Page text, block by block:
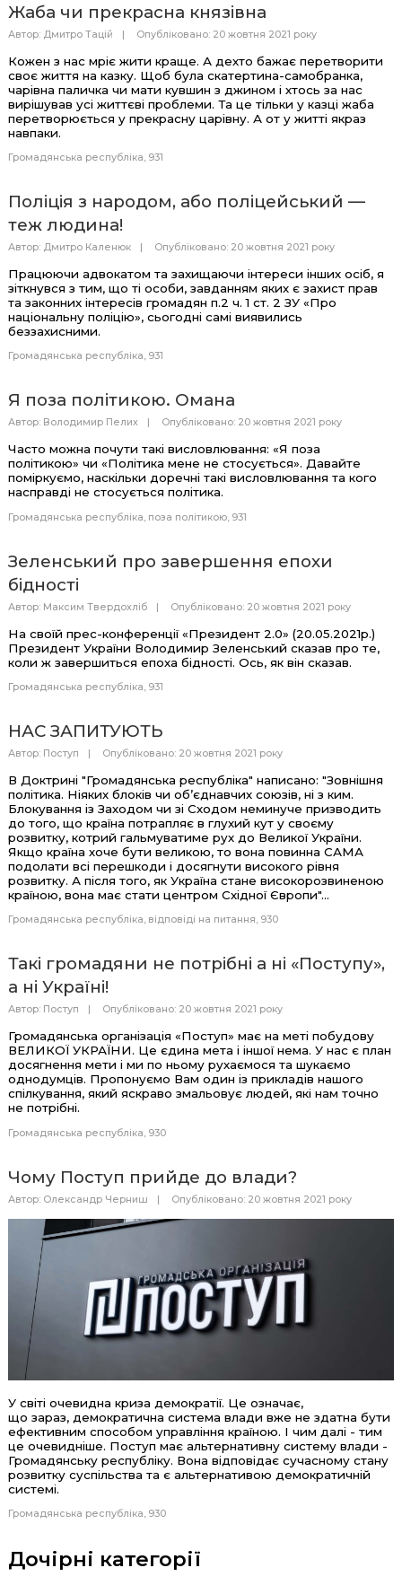
Жаба чи прекрасна князівна
Автор: Дмитро Тацій Опубліковано: 20 жовтня 2021 року
Кожен з нас мріє жити краще. А дехто бажає перетворити
своє життя на казку. Щоб була скатертина-самобранка,
чарівна паличка чи мати кувшин з джином і хтось за нас
вирішував усі життєві проблеми. Та це тільки у казці жаба
перетворюється у прекрасну царівну. А от у житті якраз
навпаки.
Громадянська республіка 931
Поліція з народом, або поліцейський —
теж людина!
Автор: Дмитро Каленюк Опубліковано: 20 жовтня 2021 року
Працюючи адвокатом та захищаючи інтереси інших осіб, я
зіткнувся з тим, що ті особи, завданням яких є захист прав
та законних інтересів громадян п.2 ч. 1 ст. 2 ЗУ «Про
національну поліцію», сьогодні самі виявились
беззахисними.
Громадянська республіка 931
Я поза політикою. Омана
Автор: Володимир Пелих Опубліковано: 20 жовтня 2021 року
Часто можна почути такі висловлювання: «Я поза
політикою» чи «Політика мене не стосується». Давайте
поміркуємо, наскільки доречні такі висловлювання та кого
насправді не стосується політика.
Громадянська республіка поза політикою 931
Зеленський про завершення епохи
бідності
Автор: Максим Твердохліб Опубліковано: 20 жовтня 2021 року
На своїй прес-конференції «Президент 2.0» (20.05.2021р.)
Президент України Володимир Зеленський сказав про те,
коли ж завершиться епоха бідності. Ось, як він сказав.
Громадянська республіка 931
НАС ЗАПИТУЮТЬ
Автор: Поступ Опубліковано: 20 жовтня 2021 року
В Доктрині "Громадянська республіка" написано: "Зовнішня
політика. Ніяких блоків чи об’єднавчих союзів, ні з ким.
Блокування із Заходом чи зі Сходом неминуче призводить
до того, що країна потрапляєв глухий кут у своєму
розвитку, котрий гальмуватиме рух до Великої України.
Якщо країна хоче бути великою, то вона повинна САМА
подолати всі перешкоди і досягнути високого рівня
розвитку. А після того, як Україна стане високорозвиненою
країною, вона має стати центром Східної Європи"...
Громадянська республіка відповіді на питання 930
Такі громадяни не потрібні а ні «Поступу»,
а ні Україні!
Автор: Поступ Опубліковано: 20 жовтня 2021 року
Громадянська організація «Поступ» має на меті побудову
ВЕЛИКОЇ УКРАЇНИ. Це єдина мета і іншоїнема. Унас є план
досягнення мети і ми по ньому рухаємося та шукаємо
однодумців. Пропонуємо Вам один із прикладів нашого
спілкування,який яскраво змальовує людей, які нам точно
не потрібні.
Громадянська республіка 930
Чому Поступ прийде до влади?
Автор: Олександр Черниш Опубліковано: 20 жовтня 2021 року
У світі очевидна криза демократії. Це означає,
що зараз,демократична система влади вже не здатна бути
ефективним способом управління країною. І чим далі - тим
це очевидніше. Поступ має альтернативну систему влади -
Громадянську республіку. Вона відповідає сучасному стану
розвитку суспільства та є альтернативою демократичній
системі.
Громадянська республіка 930
Дочірні категорії